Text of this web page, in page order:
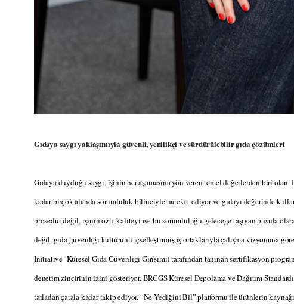
Gıdaya saygı yaklaşımıyla güvenli, yenilikçi ve sürdürülebilir gıda çözümleri
Gıdaya duyduğu saygı, işinin her aşamasına yön veren temel değerlerden biri
kadar birçok alanda sorumluluk bilinciyle hareket ediyor ve gıdayı değerinde
prosedür değil, işinin özü, kaliteyi ise bu sorumluluğu geleceğe taşıyan pusula
değil, gıda güvenliği kültürünü içselleştirmiş iş ortaklarıyla çalışma vizyonuna
Initiative- Küresel Gıda Güvenliği Girişimi) tarafından tanınan sertifikasyon
denetim zincirinin izini gösteriyor. BRCGS Küresel Depolama ve Dağıtım
tarladan çatala kadar takip ediyor. “Ne Yediğini Bil” platformu ile ürünlerin